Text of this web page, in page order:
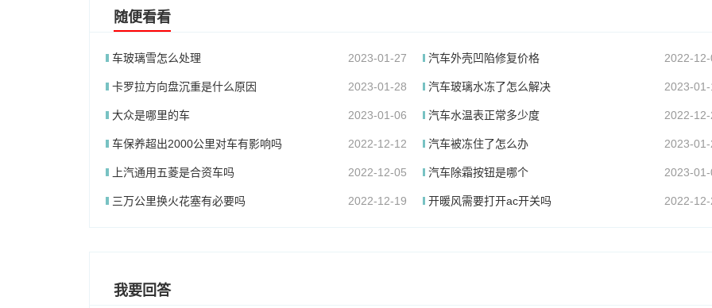
随便看看
车玻璃雪怎么处理 2023-01-27 汽车外壳凹陷修复价格 2022-
卡罗拉方向盘沉重是什么原因 2023-01-28 汽车玻璃水冻了怎么解决 2023-
大众是哪里的车 2023-01-06 汽车水温表正常多少度 2022-
车保养超出2000公里对车有影响吗 2022-12-12 汽车被冻住了怎么办 2023-
上汽通用五菱是合资车吗 2022-12-05 汽车除霜按钮是哪个 2023-
三万公里换火花塞有必要吗 2022-12-19 开暖风需要打开ac开关吗 2022-
我要回答